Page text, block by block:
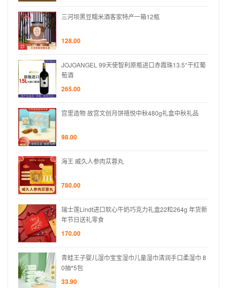
三河坝黑豆糯米酒客家特产一箱12瓶
128.00
JOJOANGEL 99天使智利原瓶进口赤霞珠13.5°干红葡
萄酒
265.00
宫里造物 故宫文创月饼禧悦中秋480g礼盒中秋礼品
98.00
海王 威久人参肉苁蓉丸
780.00
瑞士莲Lindt进口软心牛奶巧克力礼盒22粒264g 年货新
年节日送礼零食
170.00
青蛙王子婴儿湿巾宝宝湿巾儿童湿巾清润手口柔湿巾 8
0抽*5包
33.90